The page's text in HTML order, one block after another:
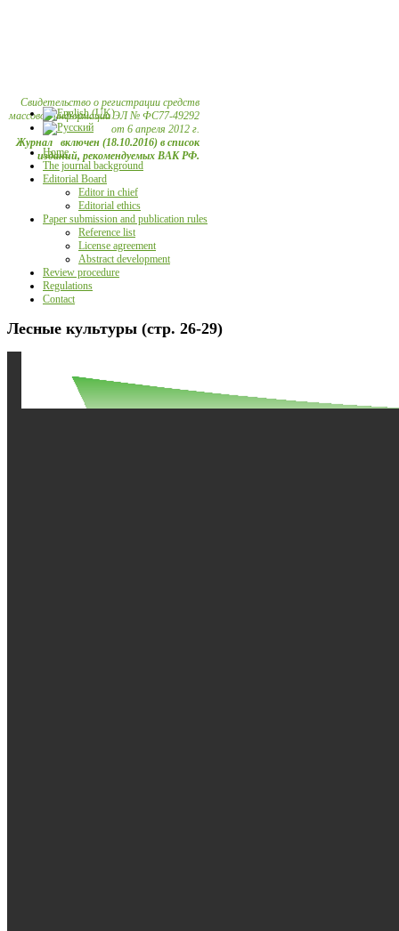
Свидетельство о регистрации средств
массовой информации ЭЛ № ФС77-49292
от 6 апреля 2012 г.
Журнал включен (18.10.2016) в список
изданий, рекомендуемых ВАК РФ.
Home
The journal background
Editorial Board
Editor in chief
Editorial ethics
Paper submission and publication rules
Reference list
License agreement
Abstract development
Review procedure
Regulations
Contact
Лесные культуры (стр. 26-29)